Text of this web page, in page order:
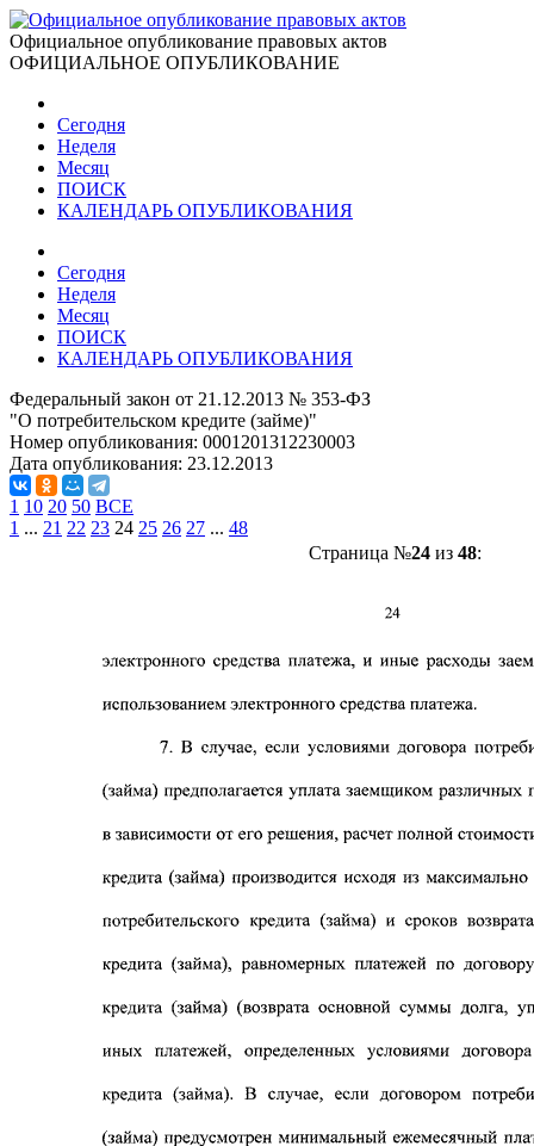
Официальное опубликование правовых актов
ОФИЦИАЛЬНОЕ ОПУБЛИКОВАНИЕ
Сегодня
Неделя
Месяц
ПОИСК
КАЛЕНДАРЬ ОПУБЛИКОВАНИЯ
Сегодня
Неделя
Месяц
ПОИСК
КАЛЕНДАРЬ ОПУБЛИКОВАНИЯ
Федеральный закон от 21.12.2013 № 353-ФЗ
"О потребительском кредите (займе)"
Номер опубликования: 0001201312230003
Дата опубликования: 23.12.2013
1 10 20 50 ВСЕ
1 ... 21 22 23 24 25 26 27 ... 48
Страница №24из 48: